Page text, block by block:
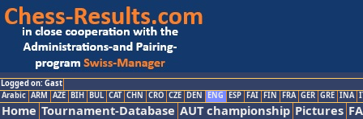
Logged on: Gast
Arabic ARM AZE BIH BUL CAT CHN CRO CZE DEN ENG ESP FAI FIN FRA GER GRE INA
Home Tournament-Database AUT championship Pictures